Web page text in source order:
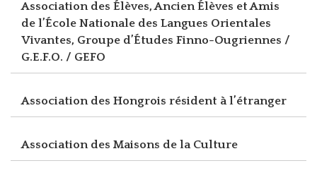
Association des Élèves, Ancien Élèves et Amis
de l’École Nationale des Langues Orientales
Vivantes, Groupe d’Études Finno-Ougriennes /
G.E.F.O. / GEFO
Association des Hongrois résident à l’étranger
Association des Maisons de la Culture